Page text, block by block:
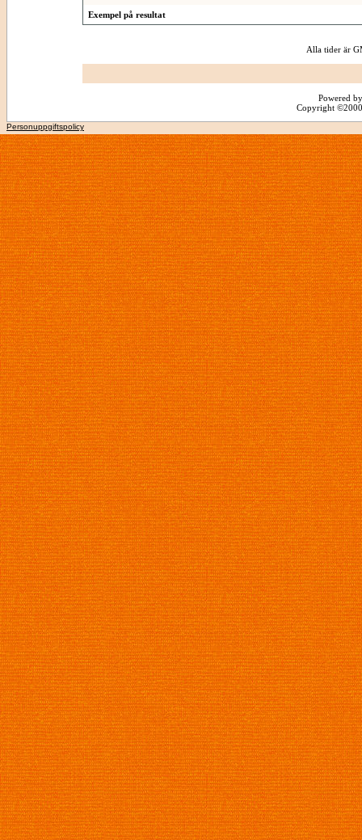
Exempel på resultat
Alla tider är
Powered
Copyright
Personuppgiftspolicy